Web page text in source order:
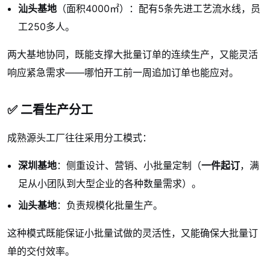
汕头基地 （面积4000㎡）：配有5条先进工艺流水线，员
工250多人。
两大基地协同，既能支撑大批量订单的连续生产，又能灵活
响应紧急需求——哪怕开工前一周追加订单也能应对。
✅ 二看生产分工
成熟源头工厂往往采用分工模式：
深圳基地：侧重设计、营销、小批量定制（一件起订，满
足从小团队到大型企业的各种数量需求）。
汕头基地：负责规模化批量生产。
这种模式既能保证小批量试做的灵活性，又能确保大批量订
单的交付效率。